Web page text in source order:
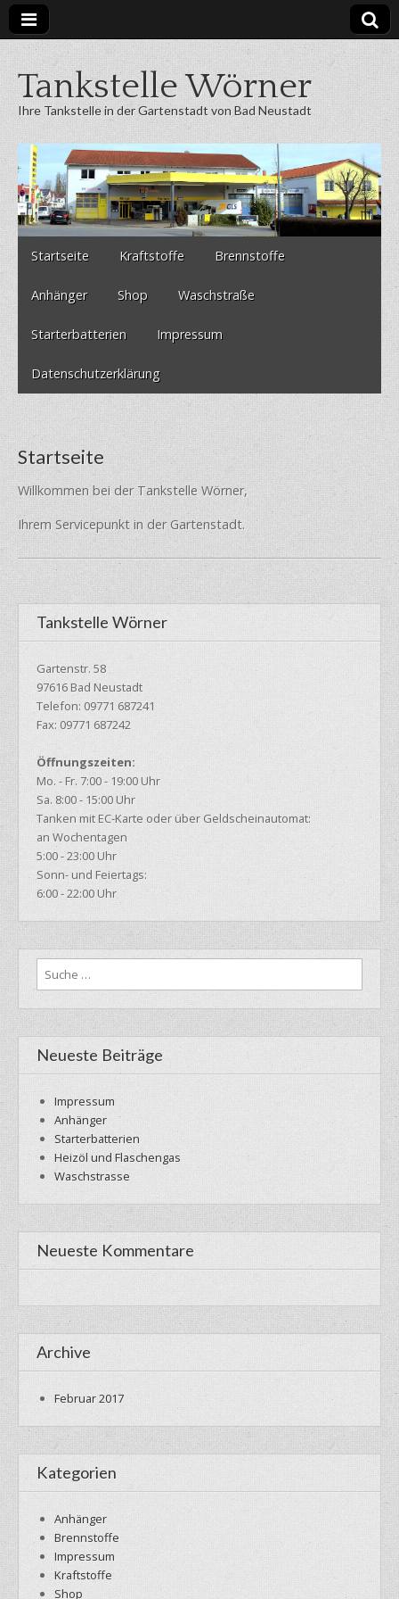
Tankstelle Wörner
Ihre Tankstelle in der Gartenstadt von Bad Neustadt
Main
content
Startseite Kraftstoffe Brennstoffe
Anhänger Shop Waschstraße
Starterbatterien Impressum
Datenschutzerklärung
Startseite
Willkommen bei der Tankstelle Wörner,
Ihrem Servicepunkt in der Gartenstadt.
Tankstelle Wörner
Gartenstr. 58
97616 Bad Neustadt
Telefon: 09771 687241
Fax: 09771 687242
Öffnungszeiten:
Mo. - Fr. 7:00 - 19:00 Uhr
Sa. 8:00 - 15:00 Uhr
Tanken mit EC-Karte oder über Geldscheinautomat:
an Wochentagen
5:00 - 23:00 Uhr
Sonn- und Feiertags:
6:00 - 22:00 Uhr
Suche
Neueste Beiträge
Impressum
Anhänger
Starterbatterien
Heizöl und Flaschengas
Waschstrasse
Neueste Kommentare
Archive
Februar 2017
Kategorien
Anhänger
Brennstoffe
Impressum
Kraftstoffe
Shop